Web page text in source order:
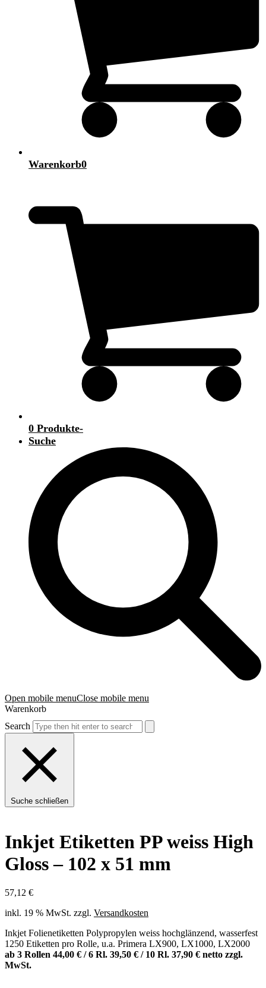
Warenkorb0
0 Produkte-
Suche
Open mobile menuClose mobile menu
Warenkorb
Search
Suche schließen
Inkjet Etiketten PP weiss High
Gloss – 102 x 51 mm
57,12 €
inkl. 19 % MwSt. zzgl. Versandkosten
Inkjet Folienetiketten Polypropylen weiss hochglänzend, wasserfest
1250 Etiketten pro Rolle, u.a. Primera LX900, LX1000, LX2000
ab 3 Rollen 44,00 € / 6 Rl. 39,50 € / 10 Rl. 37,90 € netto zzgl.
MwSt.